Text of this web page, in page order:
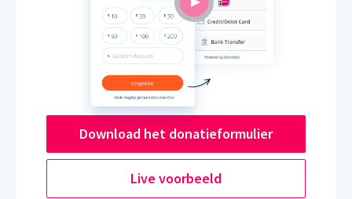
Download het donatieformulier
Live voorbeeld